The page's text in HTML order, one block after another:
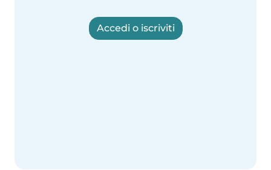
Accedi o iscriviti